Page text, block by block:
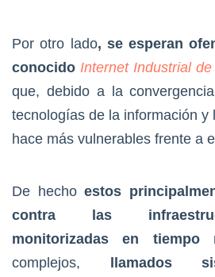
Por otro lado, se esperan
conocido Internet Industrial
que, debido a la
tecnologías de la información y
hace más vulnerables frente a
De hechoestos
contra las
monitorizadas en tiempo
complejos, llamados